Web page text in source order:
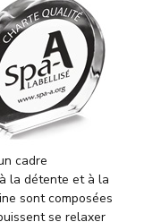
cadre
la détente et à la
sont composées
se relaxer